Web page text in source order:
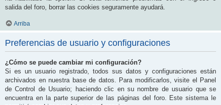
salida del foro, borrar las cookies seguramente ayudará.
Arriba
Preferencias de usuario y configuraciones
¿Cómo se puede cambiar mi configuración?
Si es un usuario registrado, todos sus datos y configuraciones están
archivados en nuestra base de datos. Para modificarlos, visite el Panel
de Control de Usuario; haciendo clic en su nombre de usuario que se
encuentra en la parte superior de las páginas del foro. Este sistema le